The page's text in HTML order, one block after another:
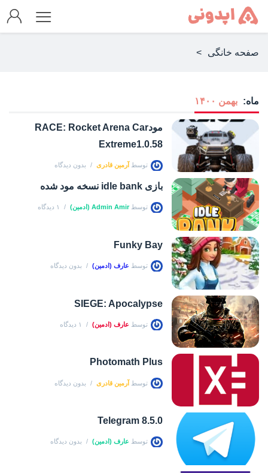
صفحه خانگی >
ماه: بهمن ۱۴۰۰
مودRACE: Rocket Arena Car
Extreme1.0.58
توسط آرمین قادری بدون دیدگاه
بازی idle bank نسخه مود شده
توسطAdmin Amir (ادمین) ۱ دیدگاه
Funky Bay
توسط عارف (ادمین) بدون دیدگاه
SIEGE: Apocalypse
توسط عارف (ادمین) ۱ دیدگاه
Photomath Plus
توسط آرمین قادری بدون دیدگاه
Telegram 8.5.0
توسط عارف (ادمین) بدون دیدگاه